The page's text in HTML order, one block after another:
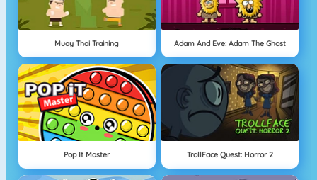
Muay Thai Training Adam And Eve: Adam The Ghost
Pop It Master TrollFace Quest: Horror 2